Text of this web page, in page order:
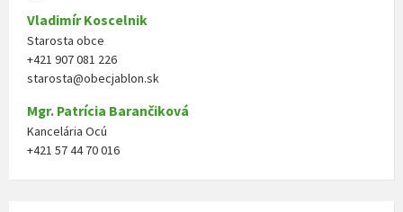
Vladimír Koscelnik
Starosta obce
+421 907 081 226
starosta@obecjablon.sk
Mgr. Patrícia Barančiková
Kancelária Ocú
+421 57 44 70 016